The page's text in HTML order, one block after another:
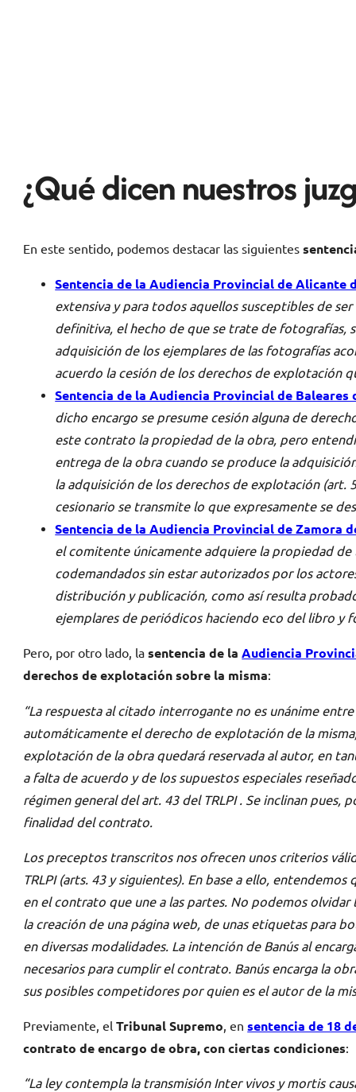
¿Qué dicen nuestros
En este sentido, podemos destacar las siguientes
Sentencia de la Audiencia Provincial de Alicante
extensiva y para todos aquellos susceptibles de
definitiva, el hecho de que se trate de fotografías,
adquisición de los ejemplares de las fotografías
acuerdo la cesión de los derechos de explotación
Sentencia de la Audiencia Provincial de Baleares
dicho encargo se presume cesión alguna de
este contrato la propiedad de la obra, pero
entrega de la obra cuando se produce la
la adquisición de los derechos de explotación
cesionario se transmite lo que expresamente se
Sentencia de la Audiencia Provincial de Zamora
el comitente únicamente adquiere la propiedad
codemandados sin estar autorizados por los
distribución y publicación, como así resulta
ejemplares de periódicos haciendo eco del libro y
Pero, por otro lado, lasentencia de laAudiencia
derechos de explotación sobre la misma:
“La respuesta al citado interrogante no es unánime
automáticamente el derecho de explotación de la
explotación de la obra quedará reservada al autor, en
a falta de acuerdo y de los supuestos especiales
régimen general del art. 43 del TRLPI . Se inclinan
finalidad del contrato.
Los preceptos transcritos nos ofrecen unos criterios
TRLPI (arts. 43 y siguientes). En base a ello,
en el contrato que une a las partes. No podemos
la creación de una página web, de unas etiquetas para
en diversas modalidades. La intención de Banús al
necesarios para cumplir el contrato. Banús encarga la
sus posibles competidores por quien es el autor de la
Previamente, elTribunal Supremo, ensentencia de 18
contrato de encargo de obra, con ciertas condiciones:
“La ley contempla la transmisión Inter vivos y mortis